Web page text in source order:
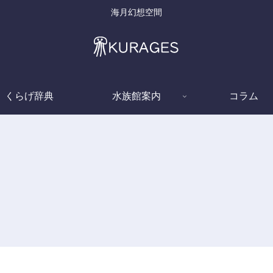
海月幻想空間
くらげ辞典 水族館案内 コラム